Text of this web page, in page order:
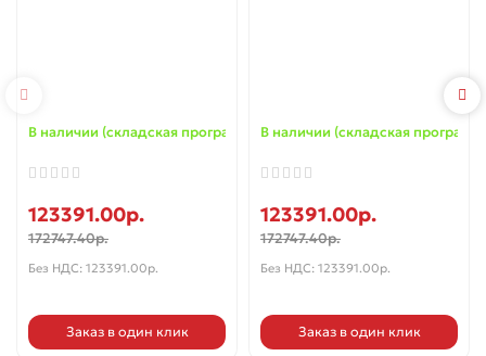
В наличии (складская программа) ✓
123391.00р.
172747.40р.
Без НДС: 123391.00р.
Заказ в один клик
В наличии (складская
123391.00р.
172747.40р.
Без НДС: 123391.00р.
Заказ в один клик